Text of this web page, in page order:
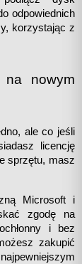
odpowiednich
korzystając z
na nowym
ale co jeśli
licencję
sprzętu, masz
Microsoft i
zgodę na
i bez
zakupić